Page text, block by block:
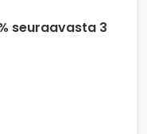
seuraavasta 3